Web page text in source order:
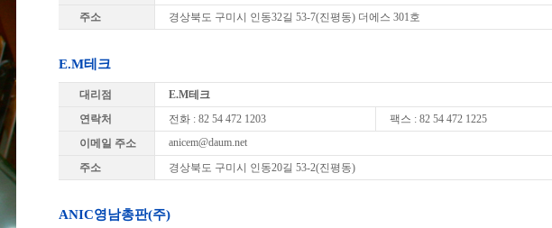
주소
경상북도 구미시 인동32길 53-7(진평동) 더에스 301호
E.M테크
대리점
E.M테크
연락처
전화 : 82 54 472 1203
팩스 : 82 54 472 1225
이메일 주소
anicem@daum.net
주소
경상북도 구미시 인동20길 53-2(진평동)
ANIC영남총판(주)